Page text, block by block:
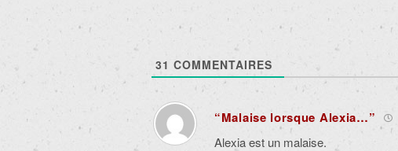
31 COMMENTAIRES
“Malaise lorsque Alexia…”
Alexia est un malaise.